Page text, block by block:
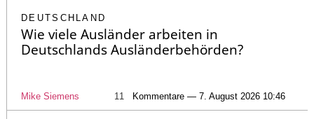
DEUTSCHLAND
Wie viele Ausländer arbeiten in
Deutschlands Ausländerbehörden?
Mike Siemens 11 Kommentare — 7. August 2026 10:46